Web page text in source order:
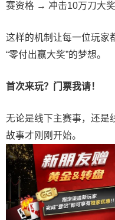
赛资格 → 冲击10万刀大奖
这样的机制让每一位玩家
“零付出赢大奖”的梦想。
首次来玩？门票我请！
无论是线下主赛事，还是
故事才刚刚开始。